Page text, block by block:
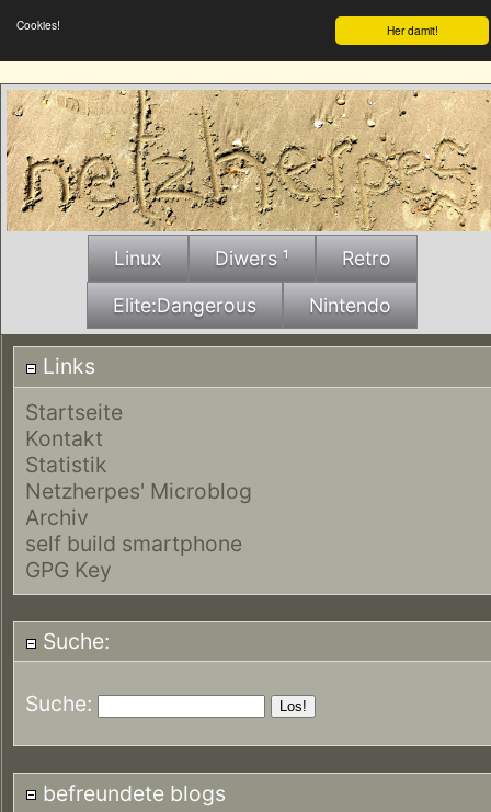
Her damit!
Cookies!
Linux Diwers ¹ Retro
Elite:Dangerous Nintendo
Links
Startseite
Kontakt
Statistik
Netzherpes' Microblog
Archiv
self build smartphone
GPG Key
Suche:
Suche:
befreundete blogs